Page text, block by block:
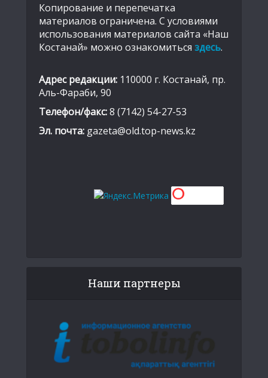
Копирование и перепечатка
материалов ограничена. С условиями
использования материалов сайта «Наш
Костанай» можно ознакомиться здесь.
Адрес редакции: 110000 г. Костанай, пр.
Аль-Фараби, 90
Телефон/факс:8 (7142) 54-27-53
Эл. почта: gazeta@old.top-news.kz
Наши партнеры